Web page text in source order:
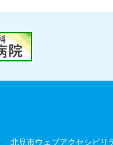
北見市ウェブアクセシビリ